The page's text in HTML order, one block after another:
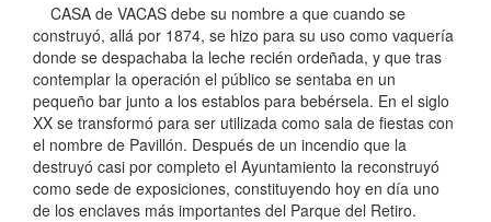
CASA de VACAS debe su nombre a que cuando se
construyó, allá por 1874, se hizo para su uso como vaquería
donde se despachaba la leche recién ordeñada, y que tras
contemplar la operación el público se sentaba en un
pequeño bar junto a los establos para bebérsela. En el siglo
XX se transformó para ser utilizada como sala de fiestas con
el nombre de Pavillón. Después de un incendio que la
destruyó casi por completo el Ayuntamiento la reconstruyó
como sede de exposiciones, constituyendo hoy en día uno
de los enclaves más importantes del Parque del Retiro.